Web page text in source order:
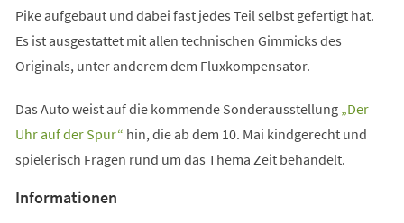
Pike aufgebaut und dabei fast jedes Teil selbst gefertigt hat.
Es ist ausgestattet mit allen technischen Gimmicks des
Originals, unter anderem dem Fluxkompensator.
Das Auto weist auf die kommende Sonderausstellung „Der
Uhr auf der Spur“
(Öffnet
neuen
hin, die ab dem 10. Mai kindgerecht und
spielerisch Fragen rund um das Thema Zeit behandelt.
Informationen